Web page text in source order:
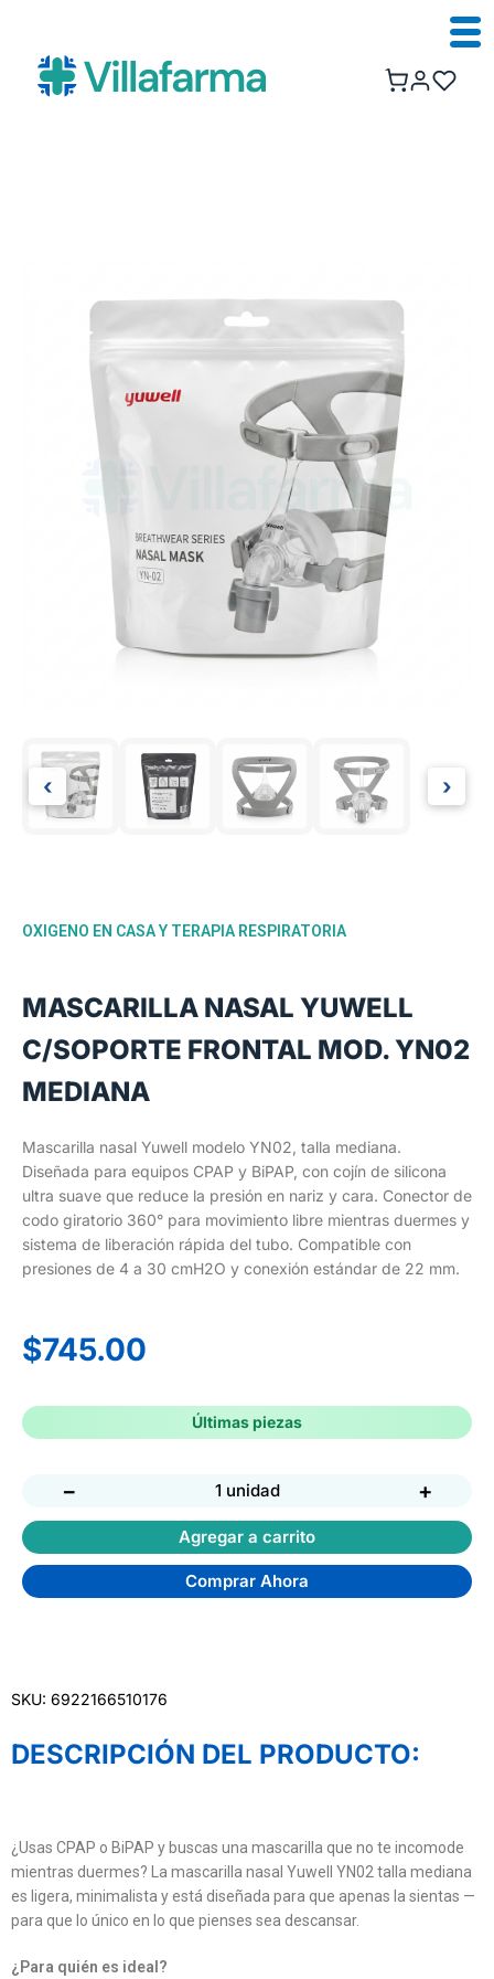
‹ ›
OXIGENO EN CASA Y TERAPIA RESPIRATORIA
MASCARILLA NASAL YUWELL
C/SOPORTE FRONTAL MOD. YN02
MEDIANA
Mascarilla nasal Yuwell modelo YN02, talla mediana.
Diseñada para equipos CPAP y BiPAP, con cojín de silicona
ultra suave que reduce la presión en nariz y cara. Conector de
codo giratorio 360° para movimiento libre mientras duermes y
sistema de liberación rápida del tubo. Compatible con
presiones de 4 a 30 cmH2O y conexión estándar de 22 mm.
$745.00
Últimas piezas
− 1 unidad +
Agregar a carrito
Comprar Ahora
SKU: 6922166510176
DESCRIPCIÓN DEL PRODUCTO:
¿Usas CPAP o BiPAP y buscas una mascarilla que no te incomode
mientras duermes? La mascarilla nasal Yuwell YN02 talla mediana
es ligera, minimalista y está diseñada para que apenas la sientas —
para que lo único en lo que pienses sea descansar.
¿Para quién es ideal?